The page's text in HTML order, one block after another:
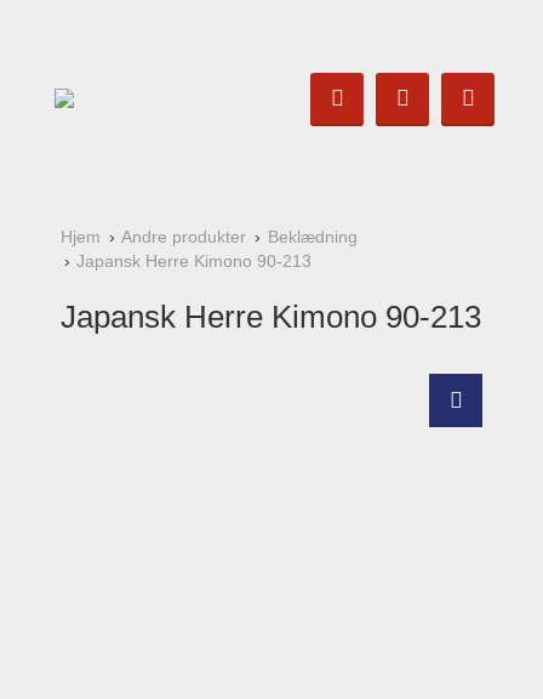
Hjem Andre produkter
Beklædning
Japansk Herre Kimono 90-213
Japansk Herre Kimono 90-213